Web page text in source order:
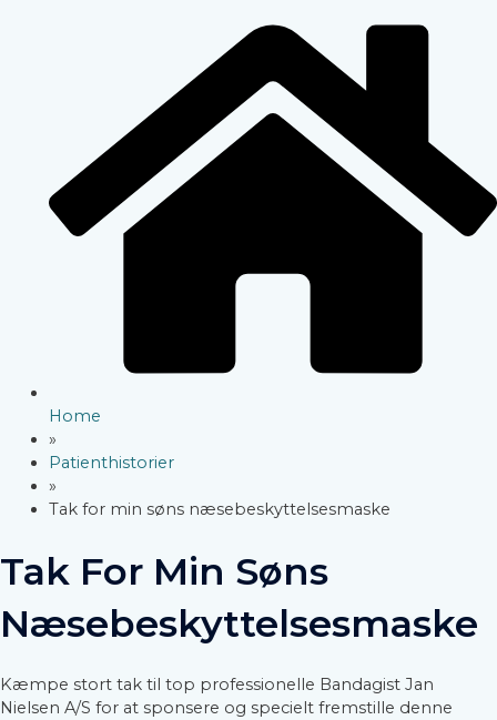
Home
»
Patienthistorier
»
Tak for min søns næsebeskyttelsesmaske
Tak For Min Søns
Næsebeskyttelsesmaske
Kæmpe stort tak til top professionelle Bandagist Jan
Nielsen A/S for at sponsere og specielt fremstille denne